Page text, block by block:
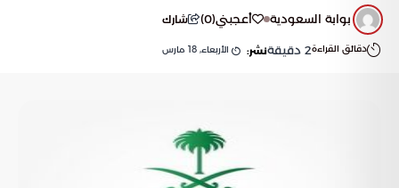
بوابة السعودية أعجبني(
0
) شارك
دقائق القراءة2 دقيقةنشر: الأربعاء, 18 مارس